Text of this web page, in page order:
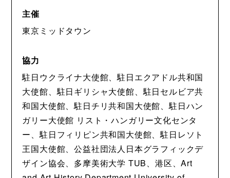
主催
東京ミッドタウン
協力
駐日ウクライナ大使館、駐日エクアドル共和国
大使館、駐日ギリシャ大使館、駐日セルビア共
和国大使館、駐日チリ共和国大使館、駐日ハン
ガリー大使館 リスト・ハンガリー文化センタ
ー、駐日フィリピン共和国大使館、駐日レソト
王国大使館、公益社団法人日本グラフィックデ
ザイン協会、多摩美術大学 TUB、港区、Art